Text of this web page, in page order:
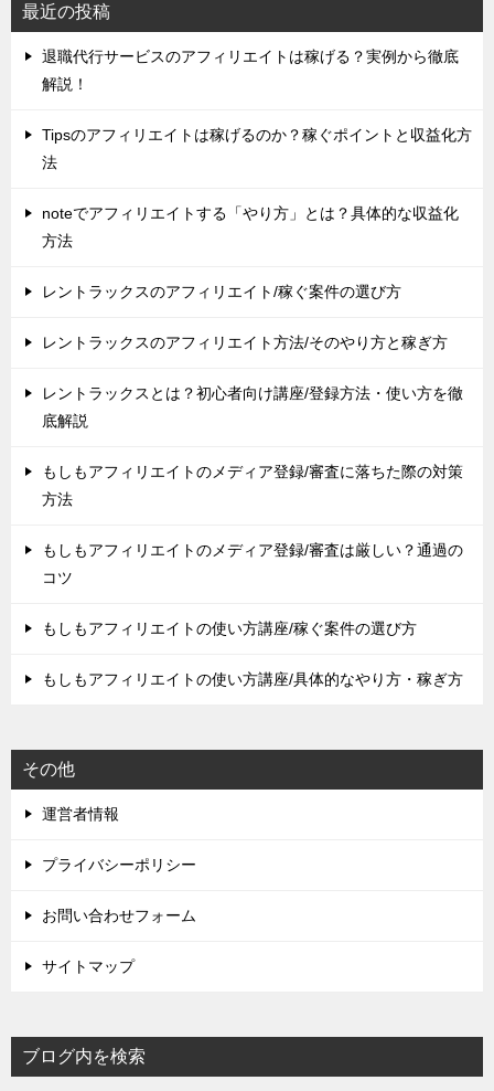
最近の投稿
退職代行サービスのアフィリエイトは稼げる？実例から徹底
解説！
Tipsのアフィリエイトは稼げるのか？稼ぐポイントと収益化方
法
noteでアフィリエイトする「やり方」とは？具体的な収益化
方法
レントラックスのアフィリエイト/稼ぐ案件の選び方
レントラックスのアフィリエイト方法/そのやり方と稼ぎ方
レントラックスとは？初心者向け講座/登録方法・使い方を徹
底解説
もしもアフィリエイトのメディア登録/審査に落ちた際の対策
方法
もしもアフィリエイトのメディア登録/審査は厳しい？通過の
コツ
もしもアフィリエイトの使い方講座/稼ぐ案件の選び方
もしもアフィリエイトの使い方講座/具体的なやり方・稼ぎ方
その他
運営者情報
プライバシーポリシー
お問い合わせフォーム
サイトマップ
ブログ内を検索